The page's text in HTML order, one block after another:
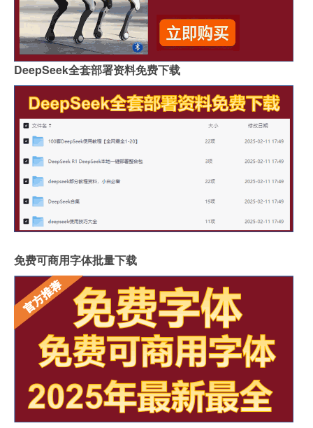
DeepSeek全套部署资料免费下载
免费可商用字体批量下载